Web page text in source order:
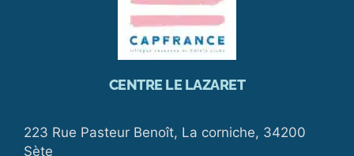
CENTRE LE LAZARET
223 Rue Pasteur Benoît, La corniche, 34200
Sète